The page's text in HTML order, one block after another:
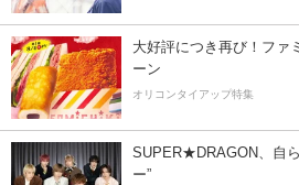
大好評につき再び！ファ
ーン
オリコンタイアップ特集
SUPER★DRAGON、自
ー”